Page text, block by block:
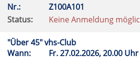
Nr.:
Z100A101
Status:
Keine Anmeldung
"Über 45" vhs-Club
Wann:
Fr.27.02.2026, 20.00 Uhr